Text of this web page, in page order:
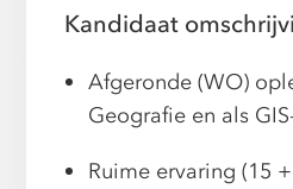
Kandidaat
Afgeronde (WO)
Geografie en als
Ruime ervaring (15